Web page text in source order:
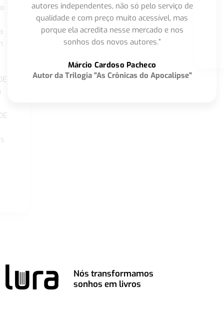
autores independentes, não só pelo serviço de
qualidade e com preço muito acessível, mas
porque ela acredita nesse mercado e nos
sonhos dos novos autores.”
Márcio Cardoso Pacheco
Autor da Trilogia "As Crônicas do Apocalipse"
Nós transformamos
sonhos em livros